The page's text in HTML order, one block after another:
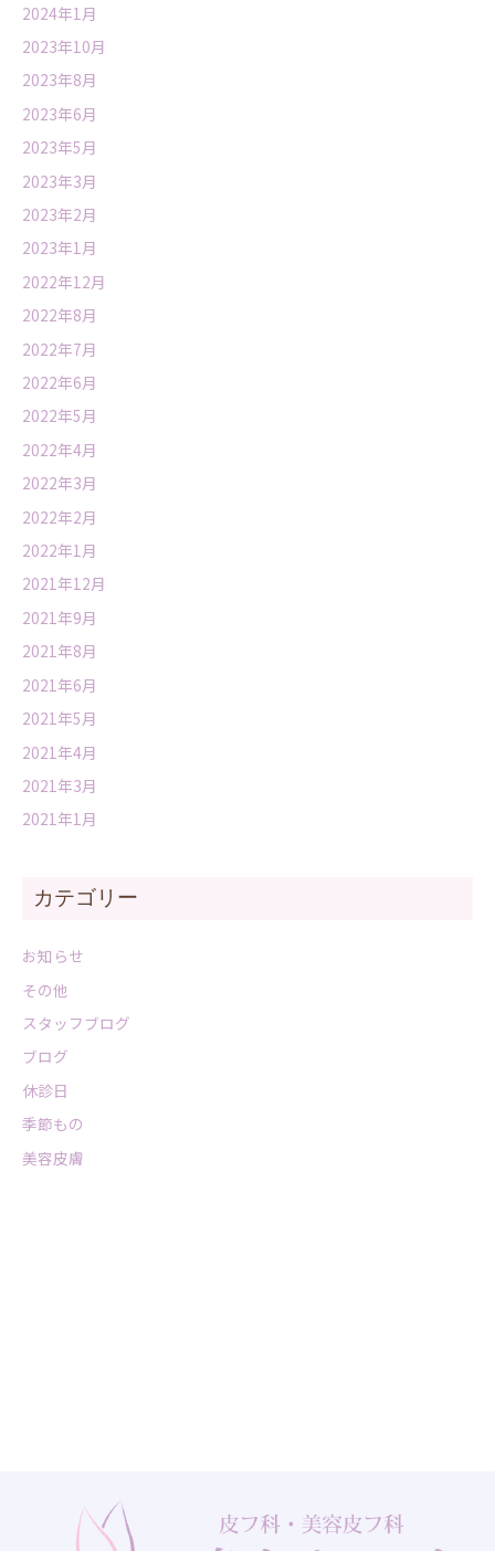
2024年1月
2023年10月
2023年8月
2023年6月
2023年5月
2023年3月
2023年2月
2023年1月
2022年12月
2022年8月
2022年7月
2022年6月
2022年5月
2022年4月
2022年3月
2022年2月
2022年1月
2021年12月
2021年9月
2021年8月
2021年6月
2021年5月
2021年4月
2021年3月
2021年1月
カテゴリー
お知らせ
その他
スタッフブログ
ブログ
休診日
季節もの
美容皮膚